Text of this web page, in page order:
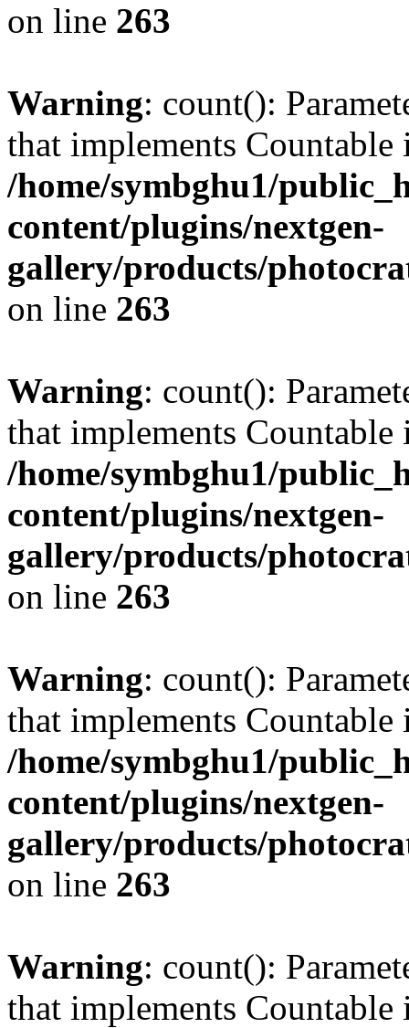
on line 263
Warning: count():
that implements Countable
/home/symbghu1/
content/plugins/nextgen-
gallery/products/
on line 263
Warning: count():
that implements Countable
/home/symbghu1/
content/plugins/nextgen-
gallery/products/
on line 263
Warning: count():
that implements Countable
/home/symbghu1/
content/plugins/nextgen-
gallery/products/
on line 263
Warning: count():
that implements Countable